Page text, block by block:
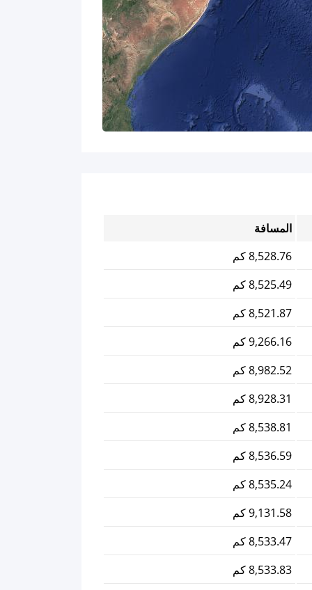
المسافة
8,528.76 كم
8,525.49 كم
8,521.87 كم
9,266.16 كم
8,982.52 كم
8,928.31 كم
8,538.81 كم
8,536.59 كم
8,535.24 كم
9,131.58 كم
8,533.47 كم
8,533.83 كم